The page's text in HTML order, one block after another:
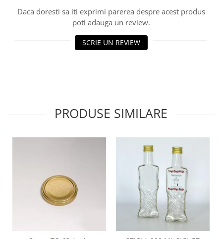
Daca doresti sa iti exprimi parerea despre acest produs
poti adauga un review.
SCRIE UN REVIEW
PRODUSE SIMILARE